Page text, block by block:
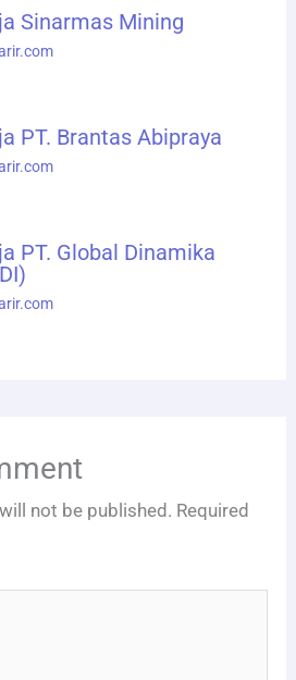
Sinarmas Mining
PT. Brantas Abipraya
PT. Global Dinamika
not be published. Required